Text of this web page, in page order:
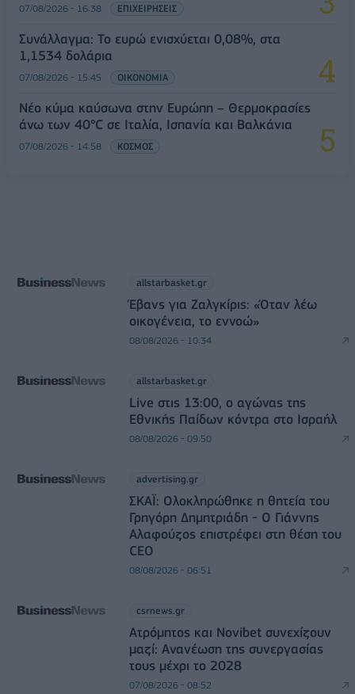
07/08/2026 - 16:38 ΕΠΙΧΕΙΡΗΣΕΙΣ
Συνάλλαγμα: Το ευρώ ενισχύεται 0,08%, στα
1,1534 δολάρια
07/08/2026 - 15:45 ΟΙΚΟΝΟΜΙΑ
Νέο κύμα καύσωνα στην Ευρώπη – Θερμοκρασίες
άνω των 40°C σε Ιταλία, Ισπανία και Βαλκάνια
07/08/2026 - 14:58 ΚΟΣΜΟΣ
allstarbasket.gr
Έβανς για Ζαλγκίρις: «Όταν λέω
οικογένεια, το εννοώ»
08/08/2026 - 10:34
allstarbasket.gr
Live στις 13:00, ο αγώνας της
Εθνικής Παίδων κόντρα στο Ισραήλ
08/08/2026 - 09:50
advertising.gr
ΣΚΑΪ: Ολοκληρώθηκε η θητεία του
Γρηγόρη Δημητριάδη - Ο Γιάννης
Αλαφούζος επιστρέφει στη θέση του
CEO
08/08/2026 - 06:51
csrnews.gr
Ατρόμητος και Novibet συνεχίζουν
μαζί: Ανανέωση της συνεργασίας
τους μέχρι το 2028
07/08/2026 - 08:52